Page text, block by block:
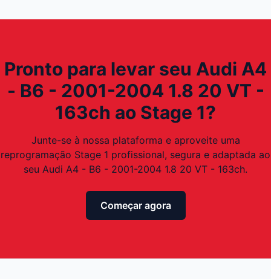
Pronto para levar seu Audi A4
- B6 - 2001-2004 1.8 20 VT -
163ch ao Stage 1?
Junte-se à nossa plataforma e aproveite uma
reprogramação Stage 1 profissional, segura e adaptada ao
seu Audi A4 - B6 - 2001-2004 1.8 20 VT - 163ch.
Começar agora